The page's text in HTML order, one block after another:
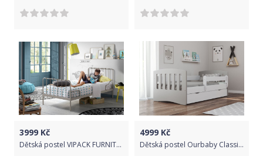
3999 Kč
Dětská postel VIPACK FURNITURE Alice šedá 200x90 cm
4999 Kč
Dětská postel Ourbaby Classic Greyhead 180x80 cm